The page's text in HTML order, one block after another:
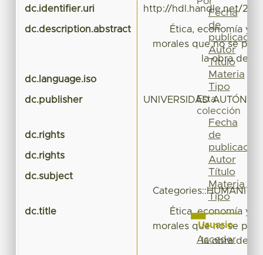
dc.identifier.uri http://hdl.handle.net/
dc.description.abstract
Ética, economía y
morales que no se
la obra de
dc.language.iso
dc.publisher UNIVERSIDAD
dc.rights
dc.rights
dc.subject
dc.title
Ética, economía y
morales que no se
la obra de
Fecha
de
publicación
Autor
Título
Materia
Tipo
Esta
colección
Fecha
de
publicación
Autor
Título
Materia
Tipo
Usuario
Acceder